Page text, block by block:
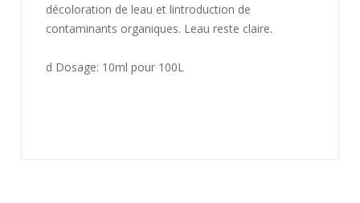
décoloration de leau et lintroduction de
contaminants organiques. Leau reste claire.
d Dosage: 10ml pour 100L